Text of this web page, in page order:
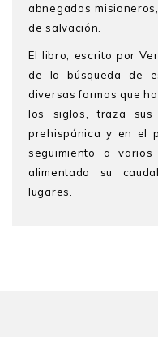
abnegados
de salvación.
El libro, escrito por
de la búsqueda de
diversas formas que
los siglos, traza
prehispánica y en el
seguimiento a
alimentado su
lugares.